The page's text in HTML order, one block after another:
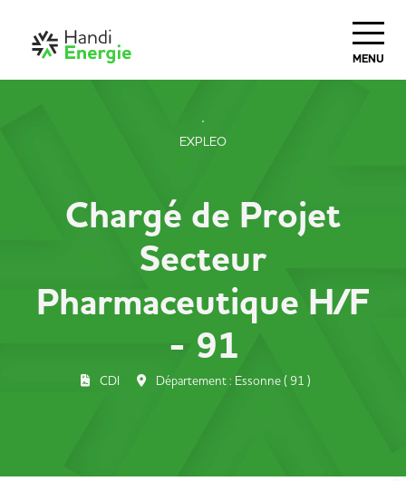
MENU
EXPLEO
Chargé de Projet
Secteur
Pharmaceutique H/F
- 91
CDI Département : Essonne ( 91 )